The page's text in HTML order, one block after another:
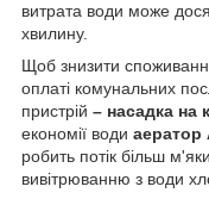
витрата води може
хвилину.
Щоб знизити
оплаті комунальних
пристрій – насадка на
економії води аератор
робить потік більш
вивітрюванню з води